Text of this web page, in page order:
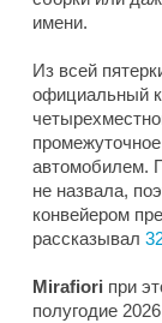
имени.
Из всей
официальный
автомобилем.
не назвала,
конвейером
рассказывал
Mirafiori при
полугодие